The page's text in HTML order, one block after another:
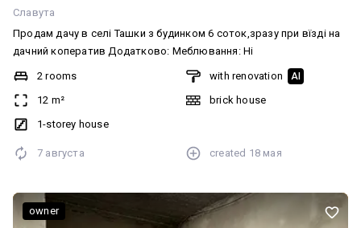
Славута
Продам дачу в селі Ташки з будинком 6 соток,зразу при вїзді на
дачний коператив Додатково: Меблювання: Ні
2 rooms
12 m²
1-storey house
with renovation AI
brick house
7 августа created 18 мая
owner